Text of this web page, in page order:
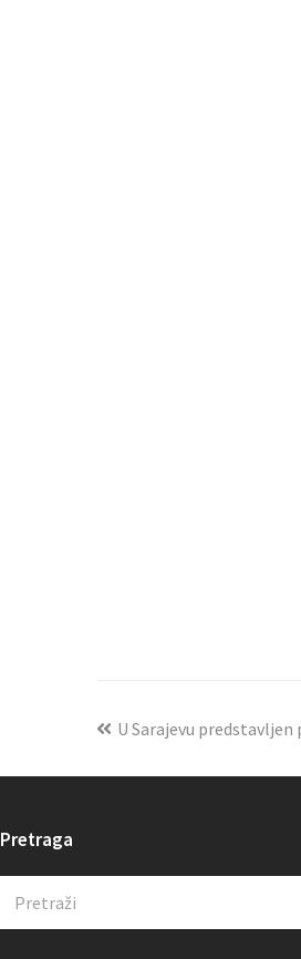
U Sarajevu
Pretraga